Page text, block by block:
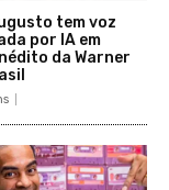
tem voz
por IA em
da Warner